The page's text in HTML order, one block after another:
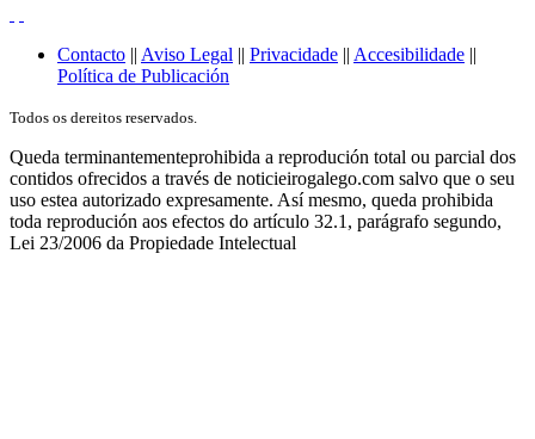
Contacto || Aviso Legal || Privacidade || Accesibilidade ||
Política de Publicación
Todos os dereitos reservados.
Queda terminantementeprohibida a reprodución total ou parcial dos
contidos ofrecidos a través de noticieirogalego.com salvo que o seu
uso estea autorizado expresamente. Así mesmo, queda prohibida
toda reprodución aos efectos do artículo 32.1, parágrafo segundo,
Lei 23/2006 da Propiedade Intelectual